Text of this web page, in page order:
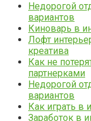
Недорогой
вариантов
Киноварь в
Лофт
креатива
Как не
партнерками
Недорогой
вариантов
Как играть в
Заработок в